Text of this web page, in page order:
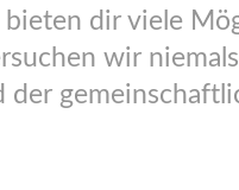
bieten dir viele
wir
der